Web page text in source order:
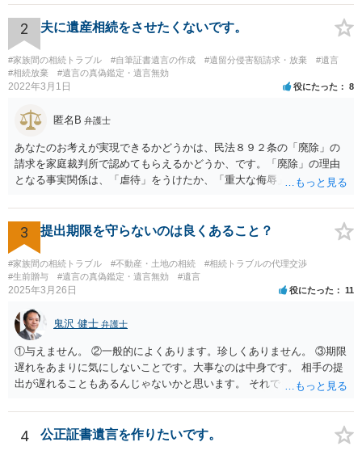
月に携帯が新しくなった母からの第一声は「ここにいたら殺される」
「面会に来てくれ」で、長男に聞くと「面会は出来ない。俺は携帯電
話の使い方を教える為に会っている」「母の話は聞かなくて良い」と
電話が切れました。その後の電話でも「食事に毒が入っている」「体
にチップが埋められている」等、おかしかったです。 当時の診療記
録、介護認定の資料、介護記録を取得して 弁護士に面談で相談された
2 夫に遺産相続をさせたくないです。
#家族間の相続トラブル #自筆証書遺言の作成 #遺留分侵害額請求・放棄
#遺言
#相続放棄
#遺言の真偽鑑定・遺言無効
2022年3月1日 役にたった 8
匿名B 弁護士
あなたのお考えが実現できるかどうかは、民法８９２条の「廃除」の
請求を家庭裁判所で認めてもらえるかどうか、です。「廃除」の理由
となる事実関係は、「虐待」をうけたか、「重大な侮辱」を受けた
「廃除」は遺言でも可能です（民法８９３条）。 弁護士に具体的な事
情を話して相談して、「廃除」が可能か、実際に法律相談を受けるこ
とをお勧めします。
3 提出期限を守らないのは良くあること？
#家族間の相続トラブル #不動産・土地の相続
#相続トラブルの代理交渉
#生前贈与
#遺言の真偽鑑定・遺言無効 #遺言
2025年3月26日 役にたった 11
鬼沢 健士 弁護士
①与えません。 ②一般的によくあります。珍しくありません。 ③期限
遅れをあまりに気にしないことです。大事なのは中身です。 相手の提
出が遅れることもあるんじゃないかと思います。 それでもあなた有利
4 公正証書遺言を作りたいです。